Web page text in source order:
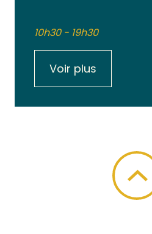
10h30 - 19h30
Voir plus